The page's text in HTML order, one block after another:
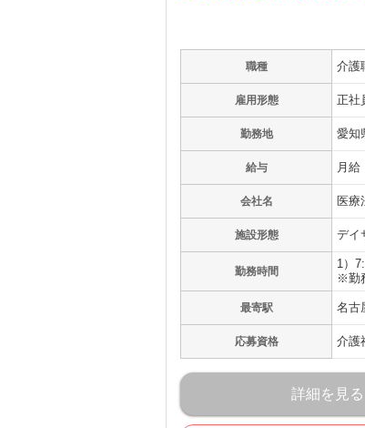
職種 介護
雇用形態 正社
勤務地 愛知
給与 月給
会社名 医療
施設形態 デイ
勤務時間
1）
※勤
最寄駅 名古
応募資格 介護
詳細を見る